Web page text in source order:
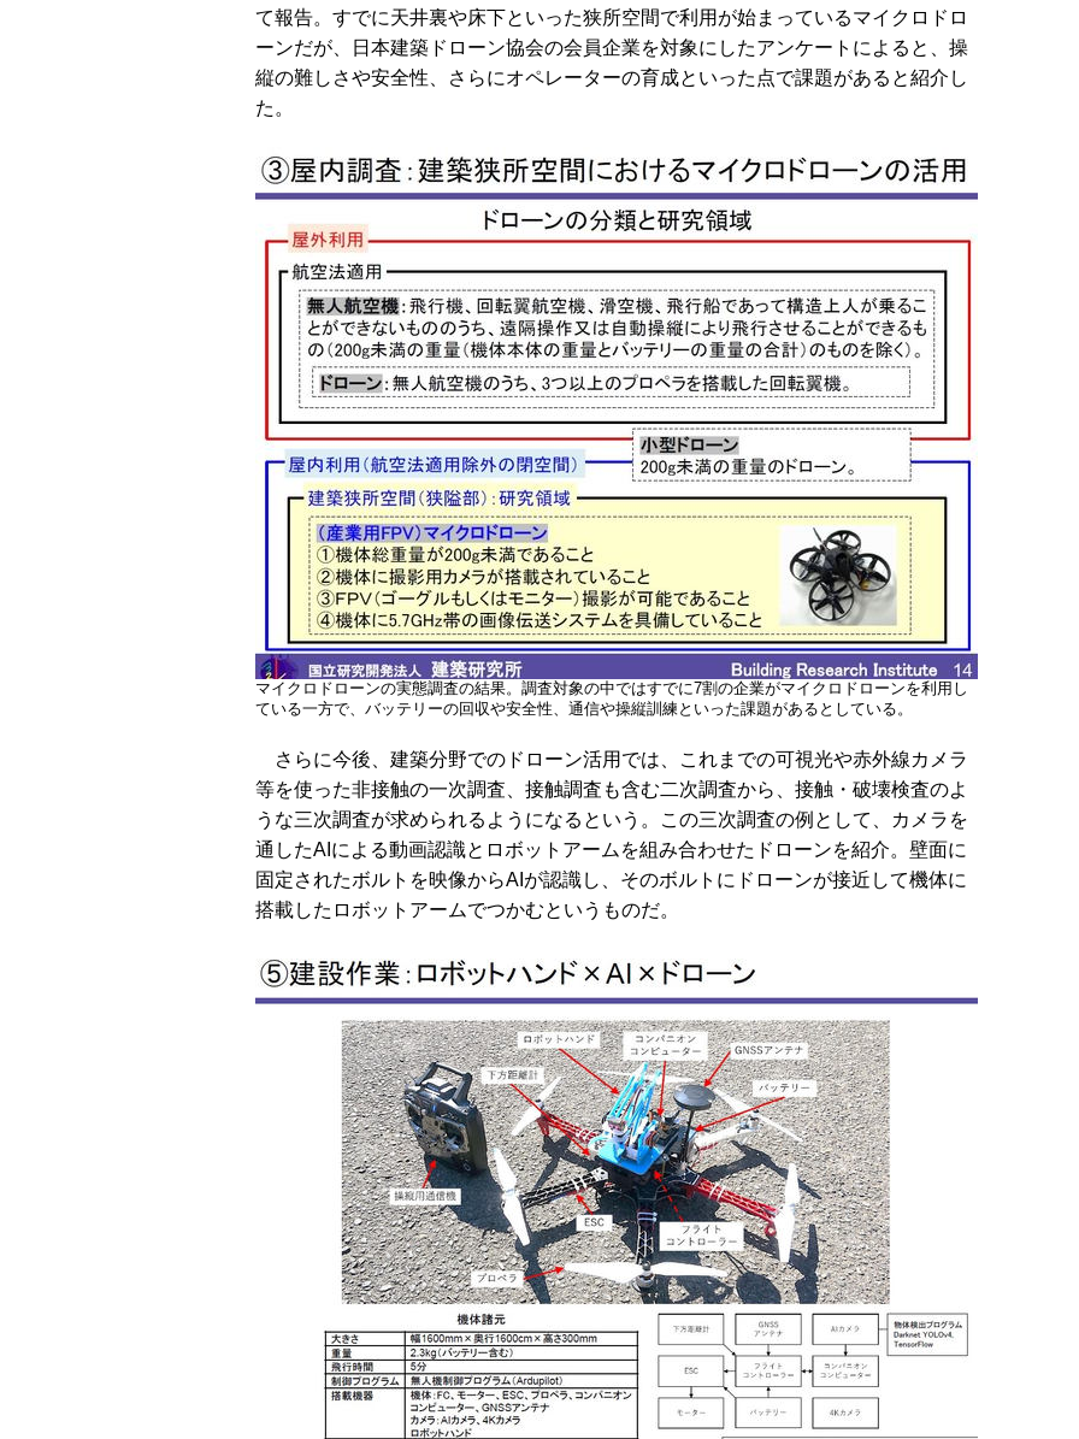
て報告。すでに天井裏や床下といった狭所空間で利用が始まっているマイクロドロ
ーンだが、日本建築ドローン協会の会員企業を対象にしたアンケートによると、操
縦の難しさや安全性、さらにオペレーターの育成といった点で課題があると紹介し
た。
マイクロドローンの実態調査の結果。調査対象の中ではすでに7割の企業がマイクロドローンを利用し
ている一方で、バッテリーの回収や安全性、通信や操縦訓練といった課題があるとしている。
さらに今後、建築分野でのドローン活用では、これまでの可視光や赤外線カメラ
等を使った非接触の一次調査、接触調査も含む二次調査から、接触・破壊検査のよ
うな三次調査が求められるようになるという。この三次調査の例として、カメラを
通したAIによる動画認識とロボットアームを組み合わせたドローンを紹介。壁面に
固定されたボルトを映像からAIが認識し、そのボルトにドローンが接近して機体に
搭載したロボットアームでつかむというものだ。